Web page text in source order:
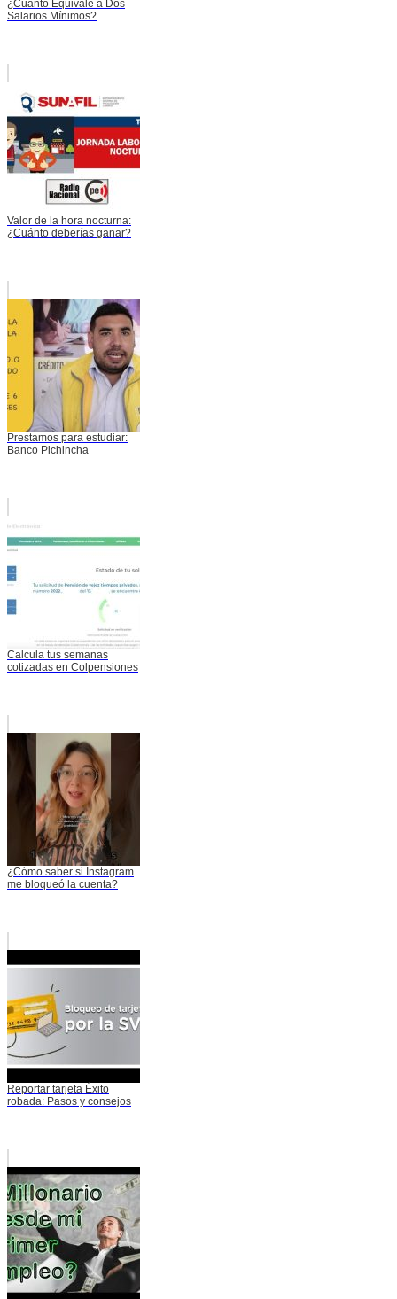
¿Cuánto Equivale a Dos
Salarios Mínimos?
Valor de la hora nocturna:
¿Cuánto deberías ganar?
Prestamos para estudiar:
Banco Pichincha
Calcula tus semanas
cotizadas en Colpensiones
¿Cómo saber si Instagram
me bloqueó la cuenta?
Reportar tarjeta Éxito
robada: Pasos y consejos